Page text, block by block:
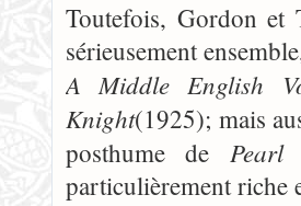
Toutefois, Gordon et
sérieusement
A Middle English
Knight(1925); mais
posthume de Pearl
particulièrement riche